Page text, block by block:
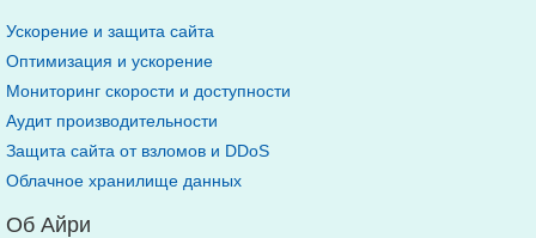
Ускорение и защита сайта
Оптимизация и ускорение
Мониторинг скорости и доступности
Аудит производительности
Защита сайта от взломов и DDoS
Облачное хранилище данных
Об Айри